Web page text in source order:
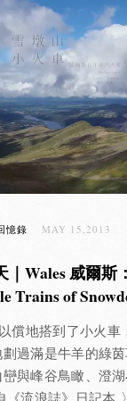
憶錄 MAY 15,2013
｜Wales 威爾斯
Trains of
償地搭到了小火車
過滿是牛羊的綠
與峰谷鳥瞰、澄